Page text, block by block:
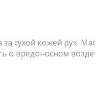
сухой кожей рук.
о вредоносном